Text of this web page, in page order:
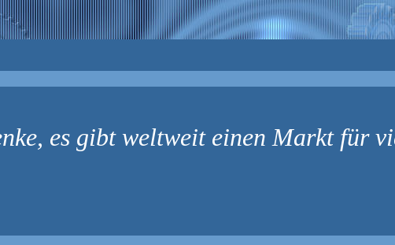
es gibt weltweit einen Markt für